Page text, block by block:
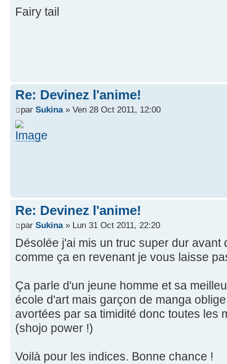
Fairy tail
Re: Devinez l'anime!
par Sukina» Ven 28 Oct 2011, 12:00
Re: Devinez l'anime!
par Sukina» Lun 31 Oct 2011, 22:20
Désolée j'ai mis un truc super dur avant
comme ça en revenant je vous laisse
Ça parle d'un jeune homme et sa
école d'art mais garçon de manga
avortées par sa timidité donc toutes les
(shojo power !)
Voilà pour les indices. Bonne chance !